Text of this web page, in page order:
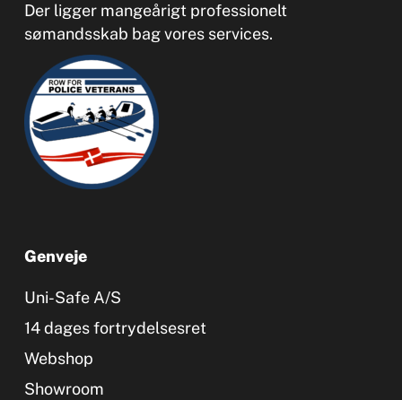
Der ligger mangeårigt professionelt
sømandsskab bag vores services.
Genveje
Uni-Safe A/S
14 dages fortrydelsesret
Webshop
Showroom